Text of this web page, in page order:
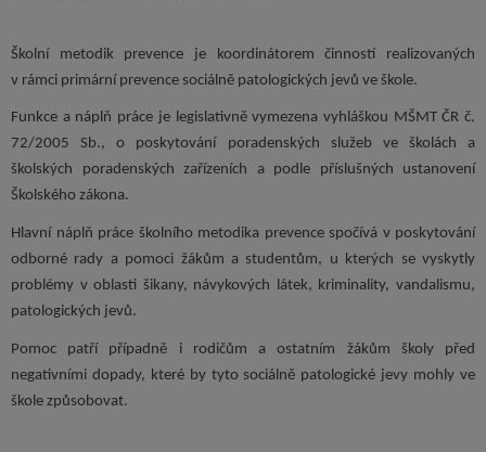
Školní metodik prevence je koordinátorem činností realizovaných
v rámci primární prevence sociálně patologických jevů ve škole.
Funkce a náplň práce je legislativně vymezena vyhláškou MŠMT ČR č.
72/2005 Sb., o poskytování poradenských služeb ve školách a
školských poradenských zařízeních a podle příslušných ustanovení
Školského zákona.
Hlavní náplň práce školního metodika prevence spočívá v poskytování
odborné rady a pomoci žákům a studentům, u kterých se vyskytly
problémy v oblasti šikany, návykových látek, kriminality, vandalismu,
patologických jevů.
Pomoc patří případně i rodičům a ostatním žákům školy před
negativními dopady, které by tyto sociálně patologické jevy mohly ve
škole způsobovat.